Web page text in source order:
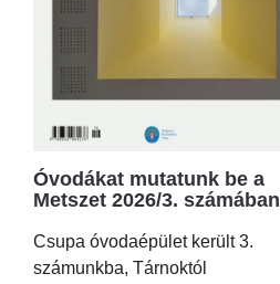
Óvodákat mutatunk be a
Metszet 2026/3. számában
Csupa óvodaépület került 3.
számunkba, Tárnoktól